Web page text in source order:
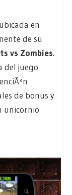
en
de su
vs Zombies.
del juego
de bonus y
unicornio